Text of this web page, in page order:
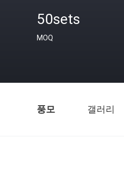
50sets
MOQ
풍모 갤러리